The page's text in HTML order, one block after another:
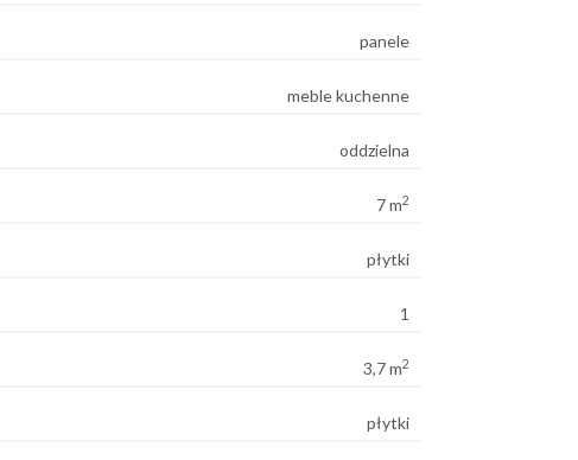
panele
meble kuchenne
oddzielna
7 m2
płytki
1
3,7 m2
płytki